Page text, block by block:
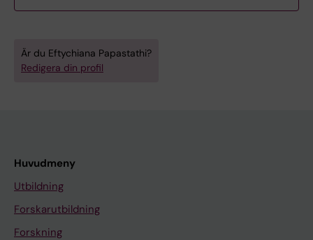
Är du Eftychiana Papastathi?
Redigera din profil
Huvudmeny
Utbildning
Forskarutbildning
Forskning